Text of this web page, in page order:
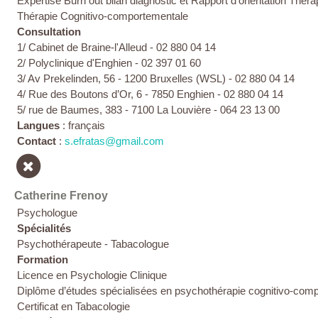
Thérapie Cognitivo-comportementale
Consultation
1/ Cabinet de Braine-l'Alleud - 02 880 04 14
2/ Polyclinique d'Enghien - 02 397 01 60
3/ Av Prekelinden, 56 - 1200 Bruxelles (WSL) - 02 880 04 14
4/ Rue des Boutons d’Or, 6 - 7850 Enghien - 02 880 04 14
5/ rue de Baumes, 383 - 7100 La Louvière - 064 23 13 00
Langues : français
Contact : s.efratas@gmail.com
Catherine Frenoy
Psychologue
Spécialités
Psychothérapeute - Tabacologue
Formation
Licence en Psychologie Clinique
Diplôme d’études spécialisées en psychothérapie cognitivo-
Certificat en Tabacologie